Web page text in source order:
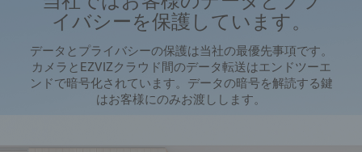
イバシーを保護しています。
データとプライバシーの保護は当社の最優先事項です。
カメラとEZVIZクラウド間のデータ転送はエンドツーエ
ンドで暗号化されています。データの暗号を解読する鍵
はお客様にのみお渡しします。